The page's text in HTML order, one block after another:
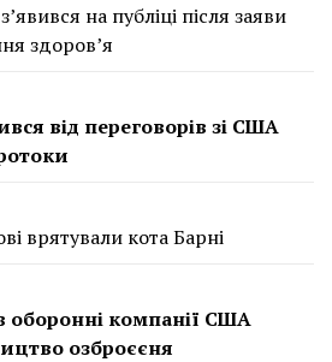
на публіці після заяви
здоров’я
від переговорів зі США
врятували кота Барні
оборонні компанії США
озброєєня